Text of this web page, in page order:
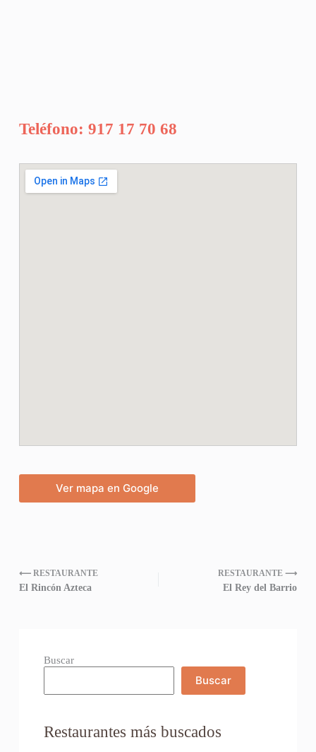
Teléfono: 917 17 70 68
Ver mapa en Google
⟵ RESTAURANTE
El Rincón Azteca
RESTAURANTE ⟶
El Rey del Barrio
Buscar
Buscar
Restaurantes más buscados